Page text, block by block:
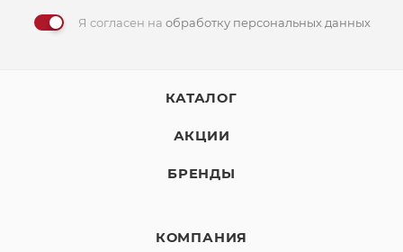
Я согласен на обработку персональных данных
КАТАЛОГ
АКЦИИ
БРЕНДЫ
КОМПАНИЯ